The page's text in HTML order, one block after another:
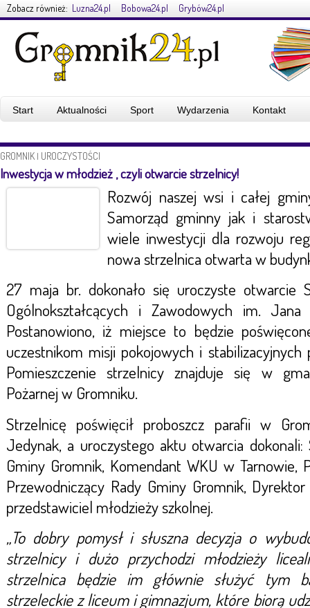
Zobacz również: Luzna24.pl Bobowa24.pl Grybów24.pl
Start Aktualności Sport Wydarzenia Kontakt
GROMNIK | UROCZYSTOŚCI
Inwestycja w młodzież , czyli otwarcie strzelnicy!
Rozwój naszej wsi i całej
Samorząd gminny jak i
wiele inwestycji dla rozwoju
nowa strzelnica otwarta w
27 maja br. dokonało się uroczyste otwarcie
Ogólnokształcących i Zawodowych im.
Postanowiono, iż miejsce to będzie
uczestnikom misji pokojowych i stabilizacyjnych
Pomieszczenie strzelnicy znajduje się w
Pożarnej w Gromniku.
Strzelnicę poświęcił proboszcz parafii w
Jedynak, a uroczystego aktu otwarcia dokonali:
Gminy Gromnik, Komendant WKU w Tarnowie,
Przewodniczący Rady Gminy Gromnik,
przedstawiciel młodzieży szkolnej.
„To dobry pomysł i słuszna decyzja o
strzelnicy i dużo przychodzi młodzieży
strzelnica będzie im głównie służyć tym
strzeleckie z liceum i gimnazjum, które biorą